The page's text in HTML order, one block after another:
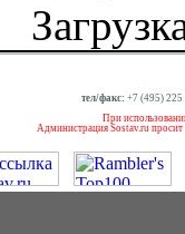
тел/факс: +7 (495)
При
Администрация Sostav.ru просит